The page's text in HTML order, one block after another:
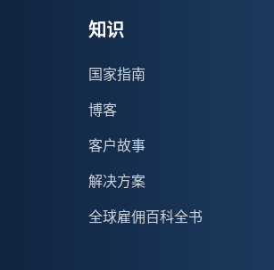
知识
国家指南
博客
客户故事
解决方案
全球雇佣百科全书